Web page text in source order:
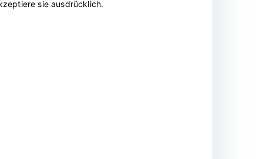
sie ausdrücklich.